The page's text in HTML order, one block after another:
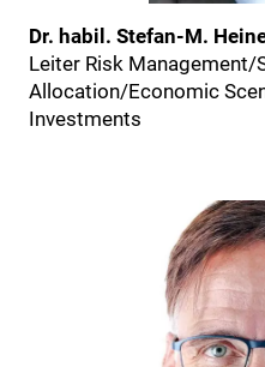
Dr. habil. Stefan-M.
Leiter Risk Management/
Allocation/Economic
Investments